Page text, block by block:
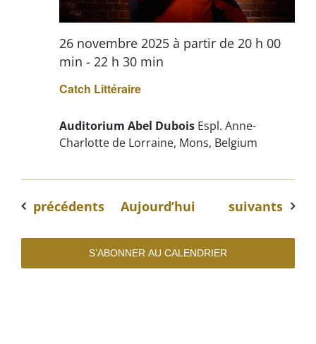
Catch Littéraire
26 novembre 2025 à partir de 20 h 00
min - 22 h 30 min
Auditorium Abel Dubois Espl. Anne-
Charlotte de Lorraine, Mons, Belgium
Évènements
précédents Aujourd’hui Évènements
suivants
S’ABONNER AU CALENDRIER